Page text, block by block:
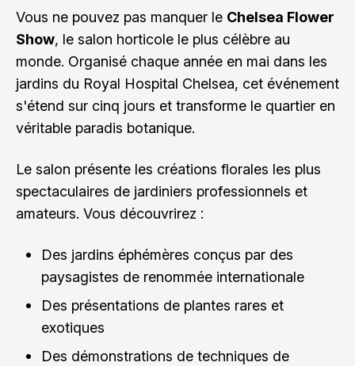
Vous ne pouvez pas manquer le Chelsea Flower
Show, le salon horticole le plus célèbre au
monde. Organisé chaque année en mai dans les
jardins du Royal Hospital Chelsea, cet événement
s'étend sur cinq jours et transforme le quartier en
véritable paradis botanique.
Le salon présente les créations florales les plus
spectaculaires de jardiniers professionnels et
amateurs. Vous découvrirez :
Des jardins éphémères conçus par des
paysagistes de renommée internationale
Des présentations de plantes rares et
exotiques
Des démonstrations de techniques de